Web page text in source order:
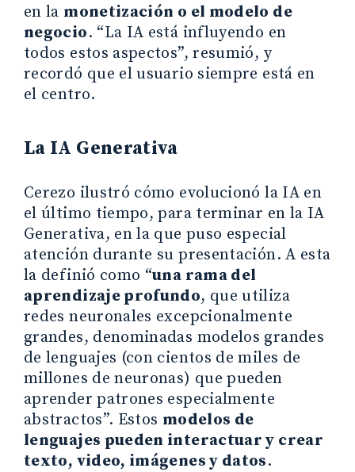
en la monetización o el modelo de
negocio. “La IA está influyendo en
todos estos aspectos”, resumió, y
recordó que el usuario siempre está en
el centro.
La IA Generativa
Cerezo ilustró cómo evolucionó la IA en
el último tiempo, para terminar en la IA
Generativa, en la que puso especial
atención durante su presentación. A esta
la definió como “una rama del
aprendizaje profundo, que utiliza
redes neuronales excepcionalmente
grandes, denominadas modelos grandes
de lenguajes (con cientos de miles de
millones de neuronas) que pueden
aprender patrones especialmente
abstractos”. Estos modelos de
lenguajes pueden interactuar y crear
texto, video, imágenes y datos.